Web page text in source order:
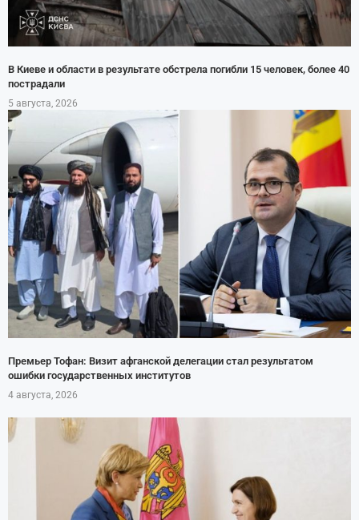
В Киеве и области в результате обстрела погибли 15 человек, более 40
пострадали
5 августа, 2026
Премьер Тофан: Визит афганской делегации стал результатом
ошибки государственных институтов
4 августа, 2026